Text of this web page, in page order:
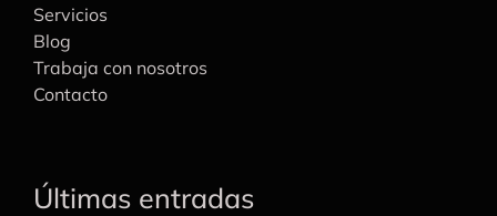
Servicios
Blog
Trabaja con nosotros
Contacto
Últimas entradas